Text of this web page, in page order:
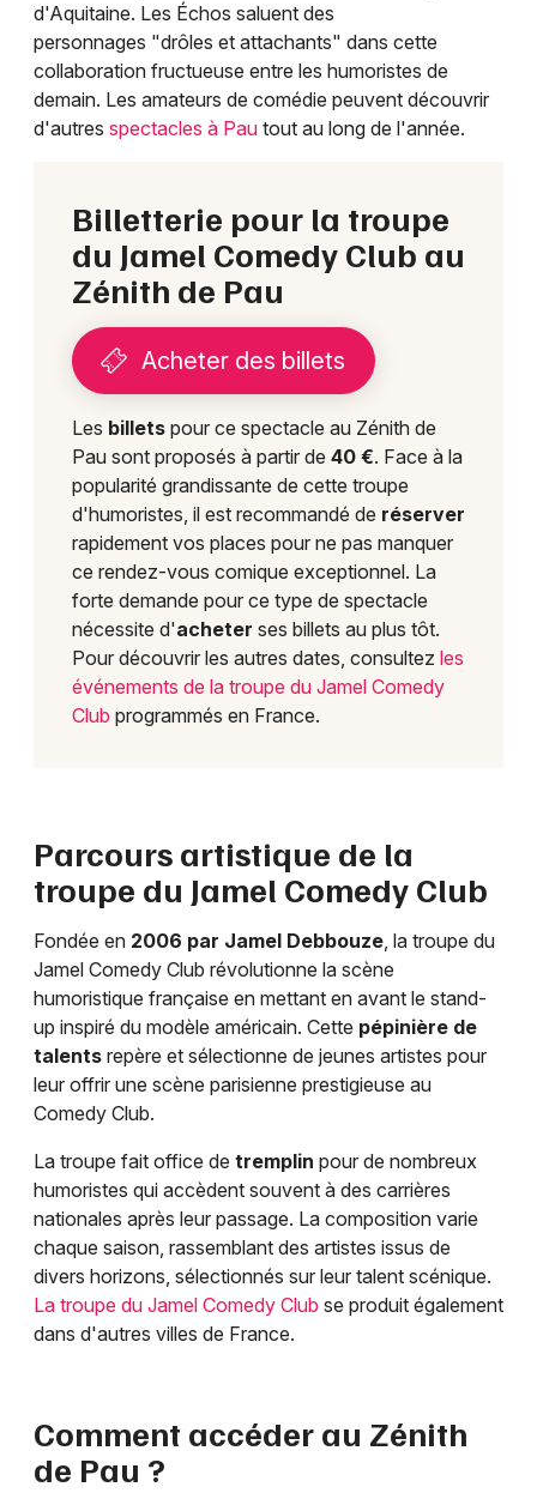
Mon email
Je m'abonne
d'Aquitaine. Les Échos saluent des
personnages "drôles et attachants" dans cette
collaboration fructueuse entre les humoristes de
demain. Les amateurs de comédie peuvent découvrir
d'autres spectacles à Pau tout au long de l'année.
Billetterie pour la troupe
du Jamel Comedy Club au
Zénith de Pau
Acheter des billets
Les billets pour ce spectacle au Zénith de
Pau sont proposés à partir de 40 €. Face à la
popularité grandissante de cette troupe
d'humoristes, il est recommandé de réserver
rapidement vos places pour ne pas manquer
ce rendez-vous comique exceptionnel. La
forte demande pour ce type de spectacle
nécessite d'acheter ses billets au plus tôt.
Pour découvrir les autres dates, consultez les
événements de la troupe du Jamel Comedy
Club programmés en France.
Parcours artistique de la
troupe du Jamel Comedy Club
Fondée en 2006 par Jamel Debbouze, la troupe du
Jamel Comedy Club révolutionne la scène
humoristique française en mettant en avant le stand-
up inspiré du modèle américain. Cette pépinière de
talents repère et sélectionne de jeunes artistes pour
leur offrir une scène parisienne prestigieuse au
Comedy Club.
La troupe fait office de tremplin pour de nombreux
humoristes qui accèdent souvent à des carrières
nationales après leur passage. La composition varie
chaque saison, rassemblant des artistes issus de
divers horizons, sélectionnés sur leur talent scénique.
La troupe du Jamel Comedy Club se produit également
dans d'autres villes de France.
Comment accéder au Zénith
de Pau ?